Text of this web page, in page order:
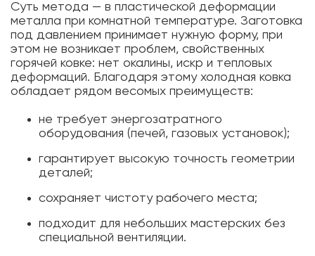
Суть метода — в пластической деформации
металла при комнатной температуре. Заготовка
под давлением принимает нужную форму, при
этом не возникает проблем, свойственных
горячей ковке: нет окалины, искр и тепловых
деформаций. Благодаря этому холодная ковка
обладает рядом весомых преимуществ:
не требует энергозатратного
оборудования (печей, газовых установок);
гарантирует высокую точность геометрии
деталей;
сохраняет чистоту рабочего места;
подходит для небольших мастерских без
специальной вентиляции.